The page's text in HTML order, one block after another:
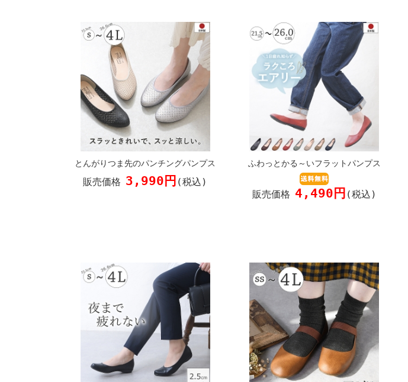
とんがりつま先のパンチングパンプス
販売価格 3,990円 (税込)
ふわっとかる～いフラットパンプス
販売価格 4,490円 (税込)